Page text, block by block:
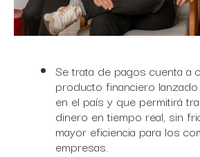
Se trata de pagos cuenta a
producto financiero
en el país y que permitirá
dinero en tiempo real, sin
mayor eficiencia para los
empresas.